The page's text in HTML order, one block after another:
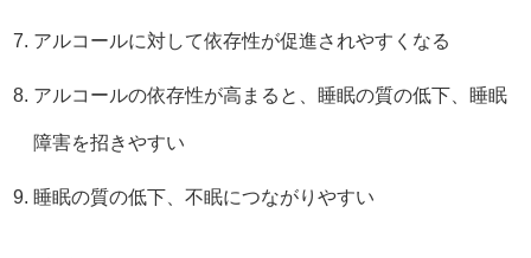
アルコールに対して依存性が促進されやすくなる
アルコールの依存性が高まると、睡眠の質の低下、睡眠
障害を招きやすい
睡眠の質の低下、不眠につながりやすい